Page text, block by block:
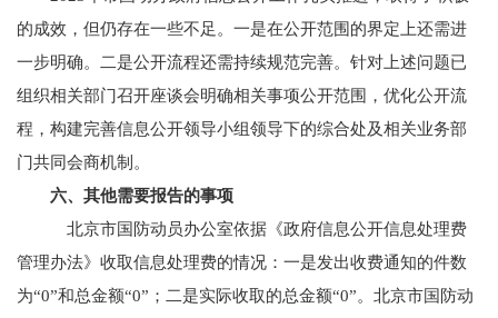
的成效，但仍存在一些不足。一是在公开范围的界定上还需进
一步明确。二是公开流程还需持续规范完善。针对上述问题已
组织相关部门召开座谈会明确相关事项公开范围，优化公开流
程，构建完善信息公开领导小组领导下的综合处及相关业务部
门共同会商机制。
六、其他需要报告的事项
北京市国防动员办公室依据《政府信息公开信息处理费
管理办法》收取信息处理费的情况：一是发出收费通知的件数
为“0”和总金额“0”；二是实际收取的总金额“0”。北京市国防动